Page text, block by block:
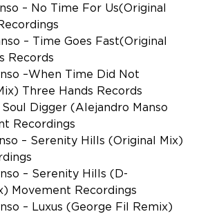
– No Time For Us (Original
– Time Goes Fast (Original
Records
– When Time Did Not
Three Hands Records
Digger (Alejandro Manso
Recordings
– Serenity Hills (Original Mix)
– Serenity Hills (D-
Movement Recordings
– Luxus (George Fil Remix)